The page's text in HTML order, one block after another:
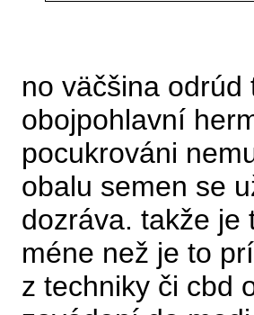
no väčšina
obojpohlavní
pocukrováni
obalu semen se
dozráva. takže je
méne než je to
z techniky či cbd